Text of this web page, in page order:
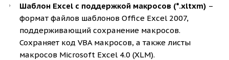
Шаблон Excel с поддержкой макросов (*.xltxm) –
формат файлов шаблонов Office Excel 2007,
поддерживающий сохранение макросов.
Сохраняет код VBA макросов, а также листы
макросов Microsoft Excel 4.0 (XLM).